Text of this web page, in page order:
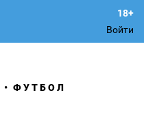
Войти
ФУТБОЛ